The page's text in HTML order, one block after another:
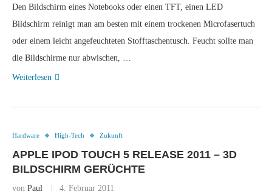
Den Bildschirm eines Notebooks oder einen TFT, einen LED
Bildschirm reinigt man am besten mit einem trockenen Microfasertuch
oder einem leicht angefeuchteten Stofftaschentusch. Feucht sollte man
die Bildschirme nur abwischen, …
Weiterlesen
Hardware High-Tech Zukunft
APPLE IPOD TOUCH 5 RELEASE 2011 – 3D
BILDSCHIRM GERÜCHTE
von Paul 4. Februar 2011